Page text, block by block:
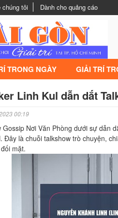
chúng tôi Dành cho quảng cáo
TRONG NGÀY GIẢI TRÍ
Linh Kul dẫn dắt
00:19
Gossip Nơi Văn Phòng dưới sự dẫn
Đây là chuỗi talkshow trò chuyện,
mặt.